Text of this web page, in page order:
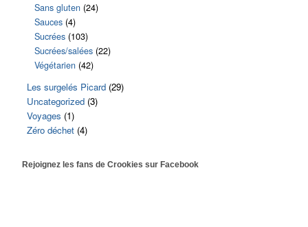
Sans gluten (24)
Sauces (4)
Sucrées (103)
Sucrées/salées (22)
Végétarien (42)
Les surgelés Picard (29)
Uncategorized (3)
Voyages (1)
Zéro déchet (4)
Rejoignez les fans de Crookies sur Facebook